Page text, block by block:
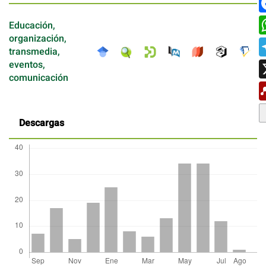
Educación,
organización,
transmedia,
eventos,
comunicación
Descargas